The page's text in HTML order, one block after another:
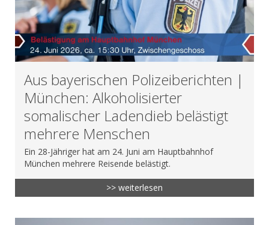
Aus bayerischen Polizeiberichten |
München: Alkoholisierter
somalischer Ladendieb belästigt
mehrere Menschen
Ein 28-Jähriger hat am 24. Juni am Hauptbahnhof
München mehrere Reisende belästigt.
>> weiterlesen